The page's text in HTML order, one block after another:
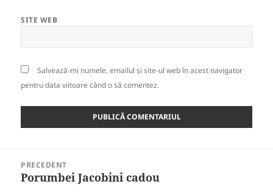
SITE WEB
Salvează-mi numele, emailul și site-ul web în acest navigator
pentru data viitoare când o să comentez.
articole
PRECEDENT
Articolul
Porumbei Jacobini cadou